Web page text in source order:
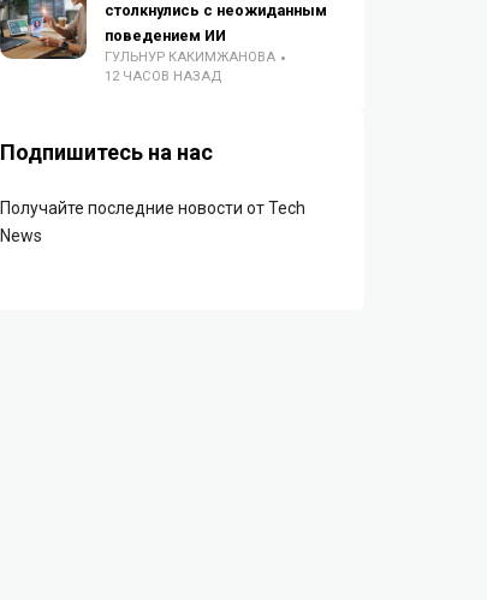
столкнулись с неожиданным
поведением ИИ
ГУЛЬНУР КАКИМЖАНОВА
12 ЧАСОВ НАЗАД
Подпишитесь на нас
Получайте последние новости от Tech
News